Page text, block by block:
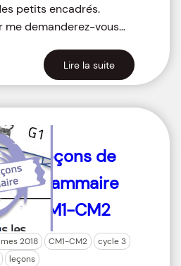
petits encadrés.
me demanderez-vous…
Lire la suite
Leçons de
grammaire
CM1-CM2
2018 CM1-CM2
cycle 3
leçons